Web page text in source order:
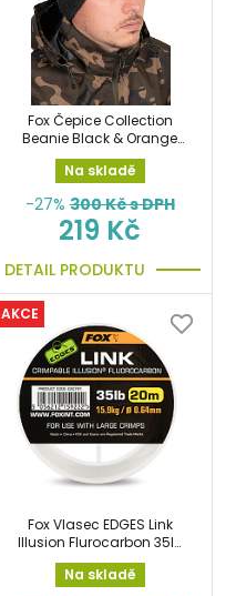
Fox Čepice Collection
Beanie Black & Orange
kulich
Na skladě
-27% 300Kč s DPH
219 Kč
DETAIL PRODUKTU
AKCE
Fox Vlasec EDGES Link
Illusion Flurocarbon 35lb
0,64mm 20m návazcový
Na skladě